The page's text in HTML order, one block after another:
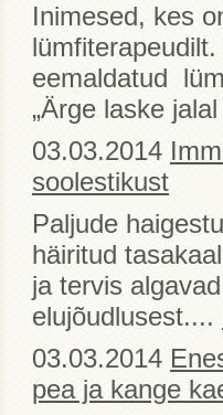
Inimesed, kes
eemaldatud
„Ärge laske
03.03.2014
soolestikust
Paljude
häiritud
ja tervis
elujõudlusest....
03.03.2014
pea ja kange